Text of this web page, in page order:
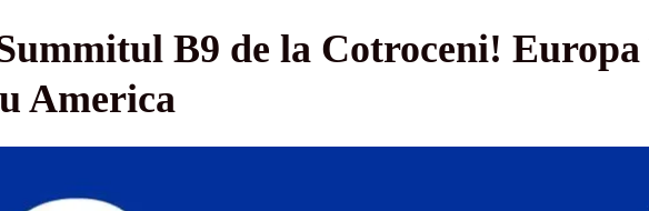
B9 de la Cotroceni! Europa
America